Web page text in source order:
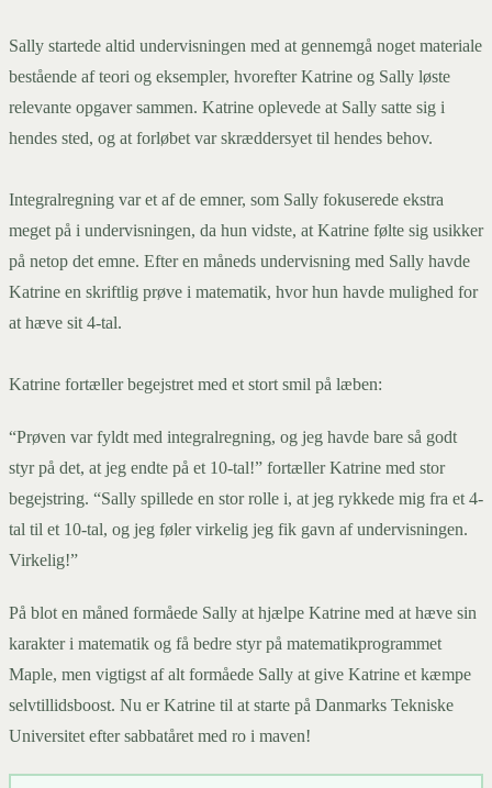
Sally startede altid undervisningen med at gennemgå noget materiale
bestående af teori og eksempler, hvorefter Katrine og Sally løste
relevante opgaver sammen. Katrine oplevede at Sally satte sig i
hendes sted, og at forløbet var skræddersyet til hendes behov.
Integralregning var et af de emner, som Sally fokuserede ekstra
meget på i undervisningen, da hun vidste, at Katrine følte sig usikker
på netop det emne. Efter en måneds undervisning med Sally havde
Katrine en skriftlig prøve i matematik, hvor hun havde mulighed for
at hæve sit 4-tal.
Katrine fortæller begejstret med et stort smil på læben:
“Prøven var fyldt med integralregning, og jeg havde bare så godt
styr på det, at jeg endte på et 10-tal!” fortæller Katrine med stor
begejstring. “Sally spillede en stor rolle i, at jeg rykkede mig fra et 4-
tal til et 10-tal, og jeg føler virkelig jeg fik gavn af undervisningen.
Virkelig!”
På blot en måned formåede Sally at hjælpe Katrine med at hæve sin
karakter i matematik og få bedre styr på matematikprogrammet
Maple, men vigtigst af alt formåede Sally at give Katrine et kæmpe
selvtillidsboost. Nu er Katrine til at starte på Danmarks Tekniske
Universitet efter sabbatåret med ro i maven!